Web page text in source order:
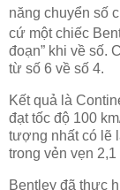
năng chuyển số
cứ một chiếc
đoạn” khi về số.
từ số 6 về số 4.
Kết quả là
đạt tốc độ 100
tượng nhất có lẽ
trong vẻn vẹn 2,1
Bentley đã thực